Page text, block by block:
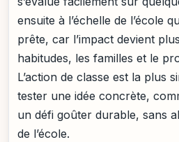
ensuite à l’échelle de l’école
prête, car l’impact devient
habitudes, les familles et le
L’action de classe est la plus
tester une idée concrète,
un défi goûter durable, sans
de l’école.